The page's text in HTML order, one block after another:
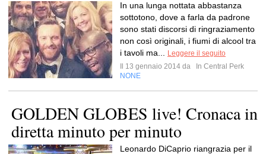
In una lunga nottata abbastanza
sottotono, dove a farla da padrone
sono stati discorsi di ringraziamento
non così originali, i fiumi di alcool tra
i tavoli ma...
Leggere il seguito
Il 13 gennaio 2014 da
In Central Perk
NONE
GOLDEN GLOBES live! Cronaca in
diretta minuto per minuto
Leonardo DiCaprio riangrazia per il